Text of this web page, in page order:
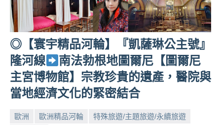
及
活
主
持、
學
校
企
講
◎【寰宇精品河輪】『凱薩琳公主號』
隆河線
南法勃根地圖爾尼【圖爾尼
主宮博物館】宗教珍貴的遺產，醫院與
當地經濟文化的緊密結合
歐洲 歐洲精品河輪
特殊旅遊/主題旅遊/永續旅遊